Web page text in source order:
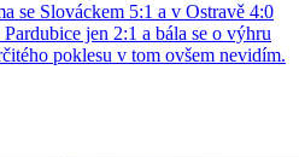
se Slováckem 5:1 a v Ostravě 4:0
jen 2:1 a bála se o výhru
poklesu v tom ovšem nevidím.